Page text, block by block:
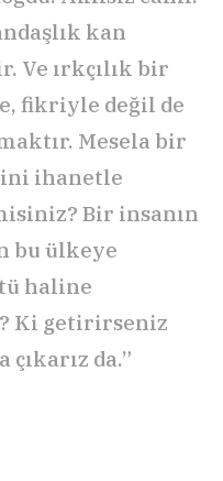
kan
Ve ırkçılık bir
fikriyle değil de
Mesela bir
ihanetle
Bir insanın
bu ülkeye
haline
Ki getirirseniz
da.”